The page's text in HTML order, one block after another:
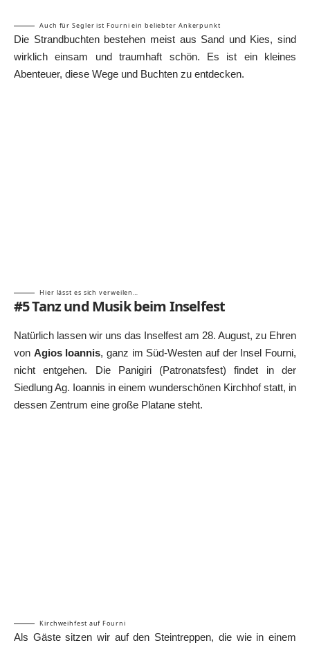
Auch für Segler ist Fourni ein beliebter Ankerpunkt
Die Strandbuchten bestehen meist aus Sand und Kies, sind
wirklich einsam und traumhaft schön. Es ist ein kleines
Abenteuer, diese Wege und Buchten zu entdecken.
Hier lässt es sich verweilen…
#5 Tanz und Musik beim Inselfest
Natürlich lassen wir uns das Inselfest am 28. August, zu Ehren
von Agios Ioannis, ganz im Süd-Westen auf der Insel Fourni,
nicht entgehen. Die Panigiri (Patronatsfest) findet in der
Siedlung Ag. Ioannis in einem wunderschönen Kirchhof statt, in
dessen Zentrum eine große Platane steht.
Kirchweihfest auf Fourni
Als Gäste sitzen wir auf den Steintreppen, die wie in einem